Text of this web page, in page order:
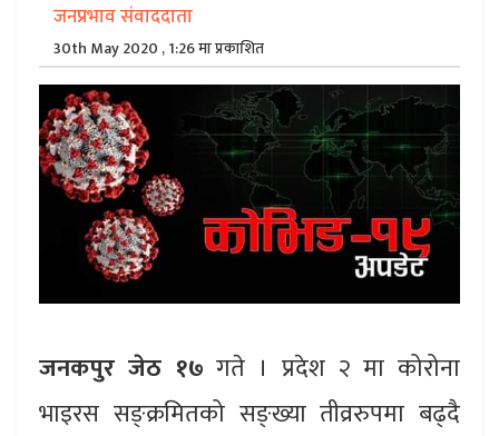
जनप्रभाव संवाददाता
30th May 2020 , 1:26 मा प्रकाशित
जनकपुर जेठ १७गते । प्रदेश २ मा कोरोना
भाइरस सङ्क्रमितको सङ्ख्या तीव्ररुपमा बढ्दै